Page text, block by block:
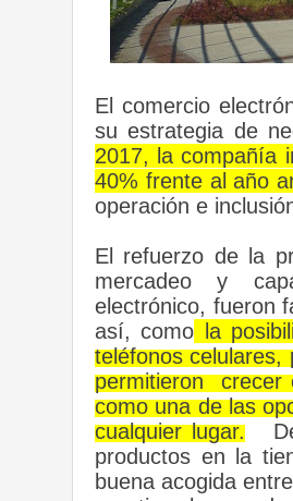
El comercio
su estrategia de
2017, la compañía
40% frente al año
operación e
El refuerzo de la
mercadeo y
electrónico, fueron
así, como la
teléfonos celulares,
permitieron
crecer
como una de las
cualquier lugar.
productos en la
buena acogida